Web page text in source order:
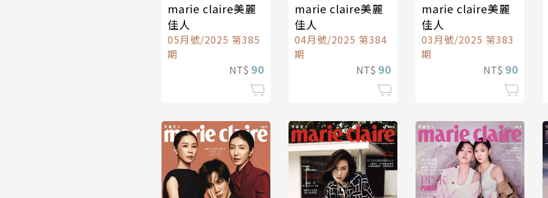
marie claire美麗
佳人
05月號/2025 第385
期
NT$ 90
marie claire美麗
佳人
04月號/2025 第384
期
NT$ 90
marie claire美麗
佳人
03月號/2025 第383
期
NT$ 90